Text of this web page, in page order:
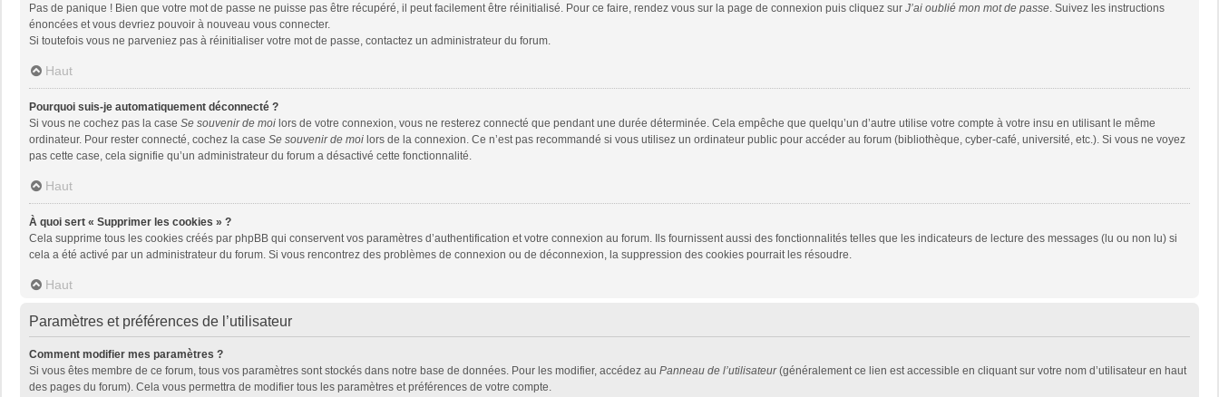
Pas de panique ! Bien que votre mot de passe ne puisse pas être récupéré, il peut facilement être réinitialisé. Pour ce faire, rendez vous sur la page de connexion puis cliquez sur J’ai oublié mon mot de passe. Suivez les instructions
énoncées et vous devriez pouvoir à nouveau vous connecter.
Si toutefois vous ne parveniez pas à réinitialiser votre mot de passe, contactez un administrateur du forum.
Haut
Pourquoi suis-je automatiquement déconnecté ?
Si vous ne cochez pas la case Se souvenir de moi lors de votre connexion, vous ne resterez connecté que pendant une durée déterminée. Cela empêche que quelqu’un d’autre utilise votre compte à votre insu en utilisant le même
ordinateur. Pour rester connecté, cochez la case Se souvenir de moi lors de la connexion. Ce n’est pas recommandé si vous utilisez un ordinateur public pour accéder au forum (bibliothèque, cyber-café, université, etc.). Si vous ne voyez
pas cette case, cela signifie qu’un administrateur du forum a désactivé cette fonctionnalité.
Haut
À quoi sert « Supprimer les cookies » ?
Cela supprime tous les cookies créés par phpBB qui conservent vos paramètres d’authentification et votre connexion au forum. Ils fournissent aussi des fonctionnalités telles que les indicateurs de lecture des messages (lu ou non lu) si
cela a été activé par un administrateur du forum. Si vous rencontrez des problèmes de connexion ou de déconnexion, la suppression des cookies pourrait les résoudre.
Haut
Paramètres et préférences de l’utilisateur
Comment modifier mes paramètres ?
Si vous êtes membre de ce forum, tous vos paramètres sont stockés dans notre base de données. Pour les modifier, accédez au Panneau de l’utilisateur(généralement ce lien est accessible en cliquant sur votre nom d’utilisateur en haut
des pages du forum). Cela vous permettra de modifier tous les paramètres et préférences de votre compte.